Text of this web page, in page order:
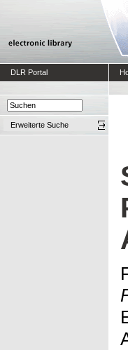
DLR Portal
Erweiterte Suche